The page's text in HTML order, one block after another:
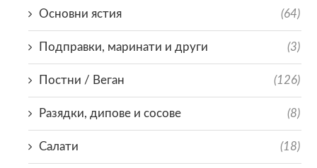
Основни ястия (64)
Подправки, маринати и други (3)
Постни / Веган (126)
Разядки, дипове и сосове (8)
Салати (18)